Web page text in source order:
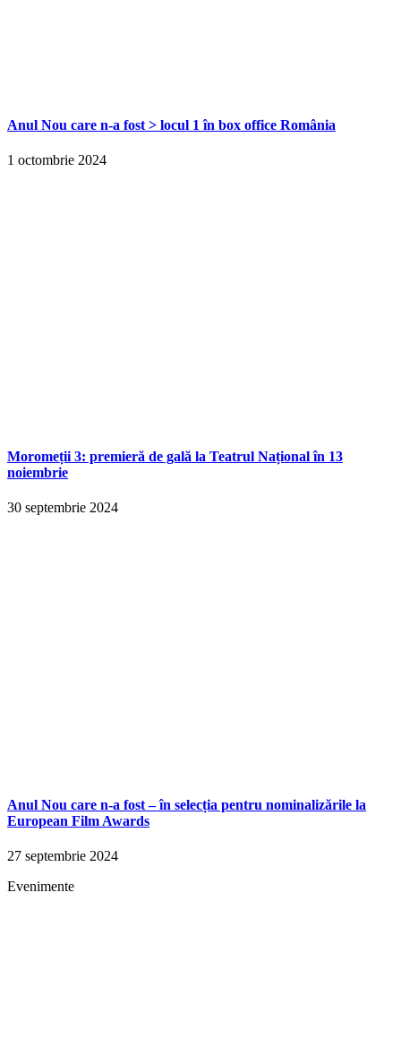
Anul Nou care n-a fost > locul 1 în box office România
1 octombrie 2024
Moromeții 3: premieră de gală la Teatrul Național în 13
noiembrie
30 septembrie 2024
Anul Nou care n-a fost – în selecția pentru nominalizările la
European Film Awards
27 septembrie 2024
Evenimente